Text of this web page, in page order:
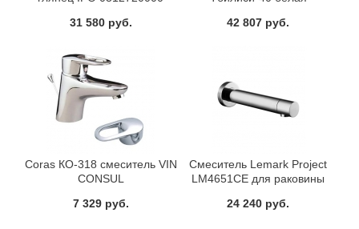
31 580 руб.
42 807 руб.
Coras КО-318 смеситель VIN
CONSUL
7 329 руб.
Смеситель Lemark Project
LM4651CE для раковины
24 240 руб.